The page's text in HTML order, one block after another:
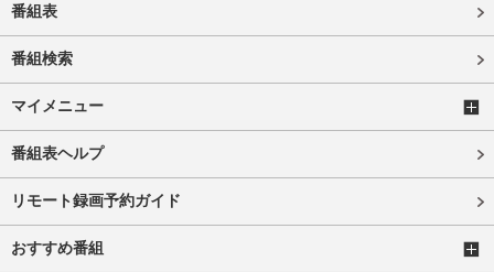
番組表
番組検索
マイメニュー
番組表ヘルプ
リモート録画予約ガイド
おすすめ番組